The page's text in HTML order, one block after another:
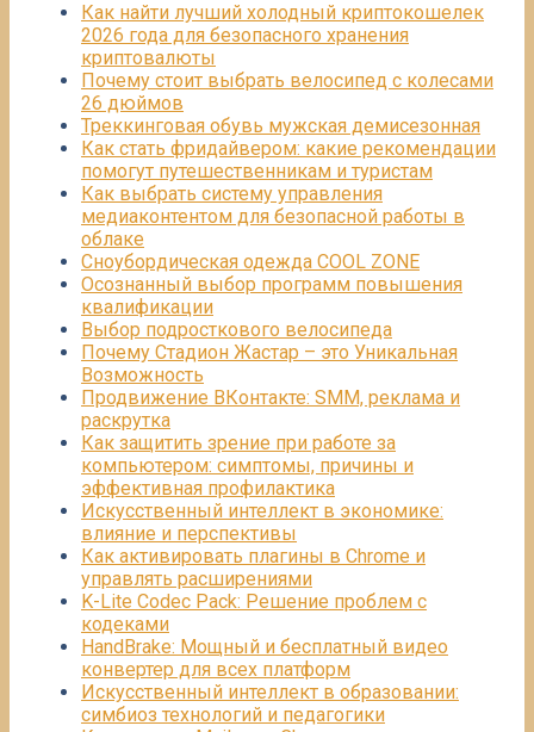
Как найти лучший холодный криптокошелек
2026 года для безопасного хранения
криптовалюты
Почему стоит выбрать велосипед с колесами
26 дюймов
Треккинговая обувь мужская демисезонная
Как стать фридайвером: какие рекомендации
помогут путешественникам и туристам
Как выбрать систему управления
медиаконтентом для безопасной работы в
облаке
Сноубордическая одежда COOL ZONE
Осознанный выбор программ повышения
квалификации
Выбор подросткового велосипеда
Почему Стадион Жастар – это Уникальная
Возможность
Продвижение ВКонтакте: SMM, реклама и
раскрутка
Как защитить зрение при работе за
компьютером: симптомы, причины и
эффективная профилактика
Искусственный интеллект в экономике:
влияние и перспективы
Как активировать плагины в Chrome и
управлять расширениями
K-Lite Codec Pack: Решение проблем с
кодеками
HandBrake: Мощный и бесплатный видео
конвертер для всех платформ
Искусственный интеллект в образовании:
симбиоз технологий и педагогики